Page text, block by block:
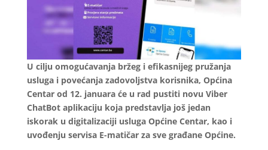
U cilju omogućavanja bržeg i efikasnijeg pružanja
usluga i povećanja zadovoljstva korisnika, Općina
Centar od 12. januara će u rad pustiti novu Viber
ChatBot aplikaciju koja predstavlja još jedan
iskorak u digitalizaciji usluga Općine Centar, kao i
uvođenju servisa E-matičar za sve građane Općine.